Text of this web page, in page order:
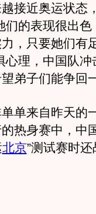
近奥运状态
们的表现很出
，只要她们有
心理，中国队
弟子们能争回
来自昨天的
热身赛中，中
北京”测试赛时